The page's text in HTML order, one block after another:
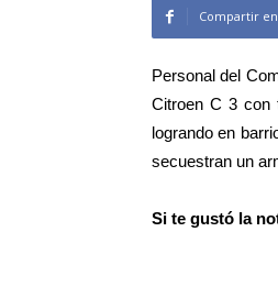
Compartir
Personal del
Citroen C 3 con
logrando en
secuestran un
Si te gustó la